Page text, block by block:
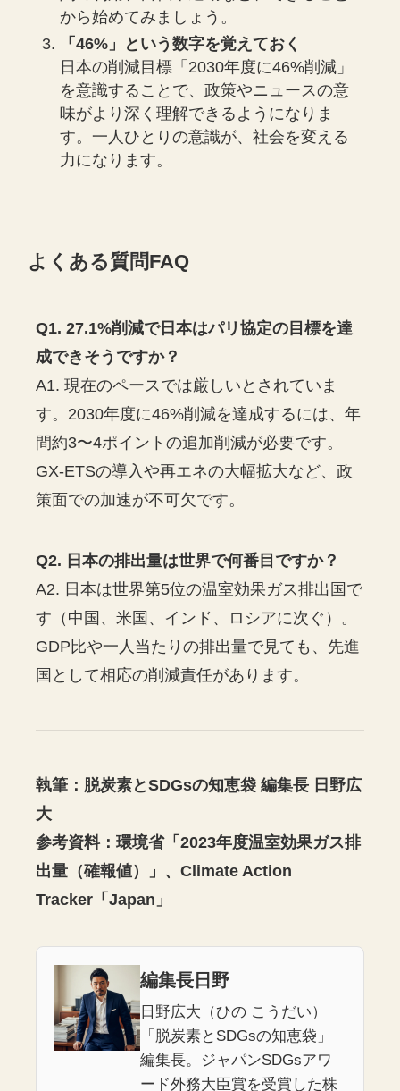
から始めてみましょう。
「46%」という数字を覚えておく
日本の削減目標「2030年度に46%削減」
を意識することで、政策やニュースの意
味がより深く理解できるようになりま
す。一人ひとりの意識が、社会を変える
力になります。
よくある質問FAQ
Q1. 27.1%削減で日本はパリ協定の目標を達
成できそうですか？
A1. 現在のペースでは厳しいとされていま
す。2030年度に46%削減を達成するには、年
間約3〜4ポイントの追加削減が必要です。
GX-ETSの導入や再エネの大幅拡大など、政
策面での加速が不可欠です。
Q2. 日本の排出量は世界で何番目ですか？
A2. 日本は世界第5位の温室効果ガス排出国で
す（中国、米国、インド、ロシアに次ぐ）。
GDP比や一人当たりの排出量で見ても、先進
国として相応の削減責任があります。
執筆：脱炭素とSDGsの知恵袋 編集長 日野広
大
参考資料：環境省「2023年度温室効果ガス排
出量（確報値）」、Climate Action
Tracker「Japan」
編集長日野
日野広大（ひの こうだい）
「脱炭素とSDGsの知恵袋」
編集長。ジャパンSDGsアワ
ード外務大臣賞を受賞した株